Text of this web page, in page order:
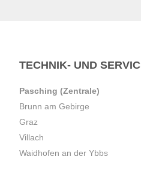
TECHNIK- UND
Pasching (Zentrale)
Brunn am Gebirge
Graz
Villach
Waidhofen an der Ybbs